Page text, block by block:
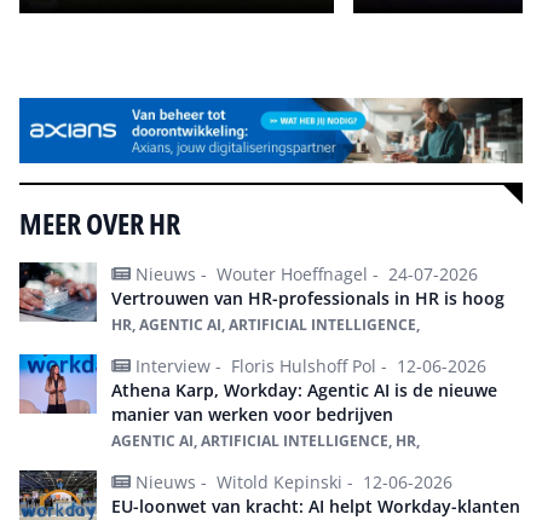
MEER OVER HR
Nieuws - Wouter Hoeffnagel - 24-07-2026
Vertrouwen van HR-professionals in HR is hoog
HR, AGENTIC AI, ARTIFICIAL INTELLIGENCE,
Interview - Floris Hulshoff Pol - 12-06-2026
Athena Karp, Workday: Agentic AI is de nieuwe
manier van werken voor bedrijven
AGENTIC AI, ARTIFICIAL INTELLIGENCE, HR,
Nieuws - Witold Kepinski - 12-06-2026
EU-loonwet van kracht: AI helpt Workday-klanten